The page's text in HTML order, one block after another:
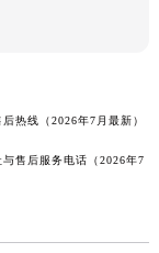
热线（2026年7月最新）
售后服务电话（2026年7